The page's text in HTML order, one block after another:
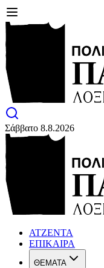
Σάββατο 8.8.2026
ΑΤΖΕΝΤΑ
ΕΠΙΚΑΙΡΑ
ΘΕΜΑΤΑ